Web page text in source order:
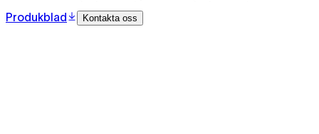
Produkblad
Kontakta oss